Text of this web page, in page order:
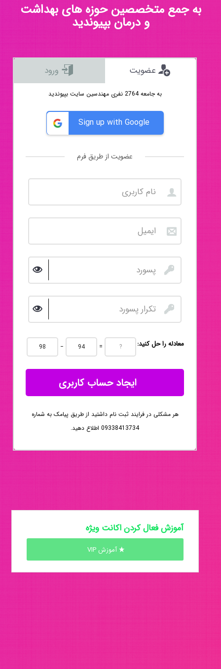
به جمع متخصصین حوزه های بهداشت
و درمان بپیوندید
به جامعه 2764 نفری مهندسین سایت بپیوندید
Sign up with Google
عضویت از طریق فرم
:معادله را حل کنید − =
ایجاد حساب کاربری
هر مشکلی در فرایند ثبت نام داشتید از طریق پیامک به شماره
09338413734 اطلاع دهید.
آموزش فعال کردن اکانت ویژه
آموزش VIP